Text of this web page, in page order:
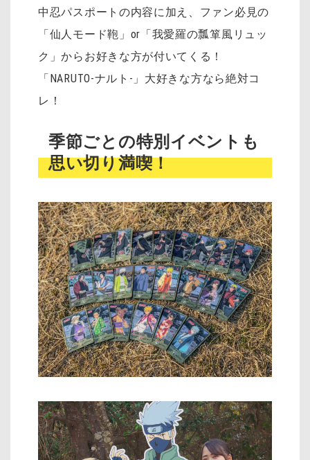
中忍パスポートの内容に加え、ファン必見の
「仙人モード鞄」or「我愛羅の瓢箪風リュッ
ク」からお好きな方が付いてくる！
「NARUTO-ナルト-」大好きな方なら絶対コ
レ！
季節ごとの特別イベントも
思い切り満喫！